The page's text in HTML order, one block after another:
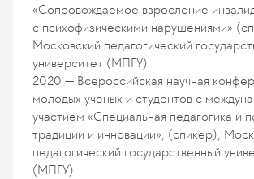
«Сопровождаемое взросление
с психофизическими нарушениями»
Московский педагогический
университет (МПГУ)
2020 — Всероссийская научная
молодых ученых и студентов с
участием «Специальная педагогика и
традиции и инновации», (спикер),
педагогический государственный
(МПГУ)